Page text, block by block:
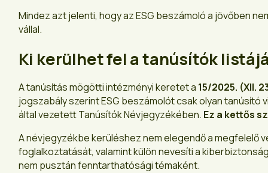
Mindez azt jelenti, hogy az ESG beszámoló a jövőben
vállal.
Ki kerülhet fel a tanúsítók
A tanúsítás mögötti intézményi keretet a 15/2025. (XII.
jogszabály szerint ESG beszámolót csak olyan
által vezetett Tanúsítók Névjegyzékében. Ez a kettős
A névjegyzékbe kerüléshez nem elegendő a
foglalkoztatását, valamint külön nevesíti a
nem pusztán fenntarthatósági témaként.